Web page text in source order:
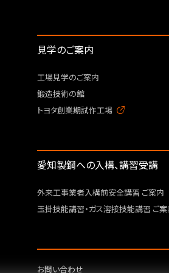
見学のご案内
工場見学のご案内
鍛造技術の館
トヨタ創業期試作工場
愛知製鋼への入構、講習受講
外来工事業者入構前安全講習 ご案内
玉掛技能講習・ガス溶接技能講習 ご
お問い合わせ